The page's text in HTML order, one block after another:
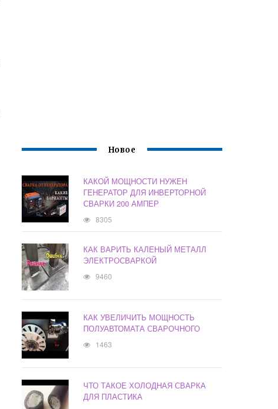
Новое
КАКОЙ МОЩНОСТИ НУЖЕН
ГЕНЕРАТОР ДЛЯ ИНВЕРТОРНОЙ
СВАРКИ 200 АМПЕР
8305
КАК ВАРИТЬ КАЛЕНЫЙ МЕТАЛЛ
ЭЛЕКТРОСВАРКОЙ
9460
КАК УВЕЛИЧИТЬ МОЩНОСТЬ
ПОЛУАВТОМАТА СВАРОЧНОГО
1463
ЧТО ТАКОЕ ХОЛОДНАЯ СВАРКА
ДЛЯ ПЛАСТИКА